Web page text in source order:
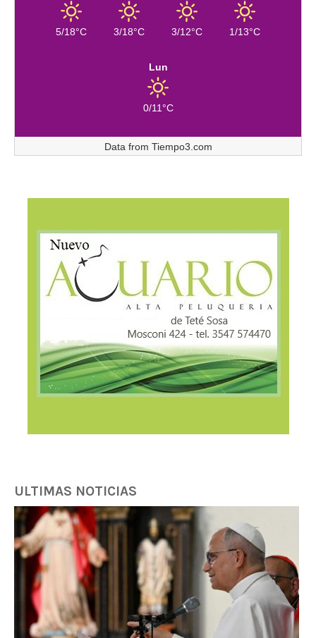
5/18°C 3/18°C 3/12°C 1/13°C
Lun
0/11°C
Data from Tiempo3.com
ULTIMAS NOTICIAS